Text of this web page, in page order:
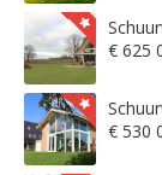
€ 625
€ 530